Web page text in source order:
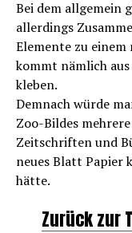
Bei dem allgemein
allerdings
Elemente zu einem
kommt nämlich
kleben.
Demnach würde
Zoo-Bildes
Zeitschriften und
neues Blatt Papier
hätte.
Zurück zur